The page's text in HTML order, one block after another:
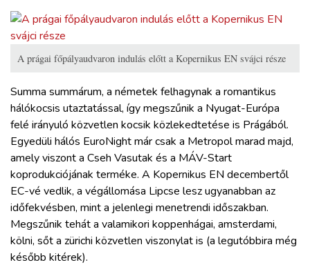
A prágai főpályaudvaron indulás előtt a Kopernikus EN svájci része
Summa summárum, a németek felhagynak a romantikus
hálókocsis utaztatással, így megszűnik a Nyugat-Európa
felé irányuló közvetlen kocsik közlekedtetése is Prágából.
Egyedüli hálós EuroNight már csak a Metropol marad majd,
amely viszont a Cseh Vasutak és a MÁV-Start
koprodukciójának terméke. A Kopernikus EN decembertől
EC-vé vedlik, a végállomása Lipcse lesz ugyanabban az
időfekvésben, mint a jelenlegi menetrendi időszakban.
Megszűnik tehát a valamikori koppenhágai, amsterdami,
kölni, sőt a zürichi közvetlen viszonylat is (a legutóbbira még
később kitérek).